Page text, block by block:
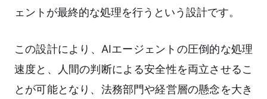
ェントが最終的な処理を行うという設計です。
この設計により、AIエージェントの圧倒的な処理
速度と、人間の判断による安全性を両立させるこ
とが可能となり、法務部門や経営層の懸念を大き